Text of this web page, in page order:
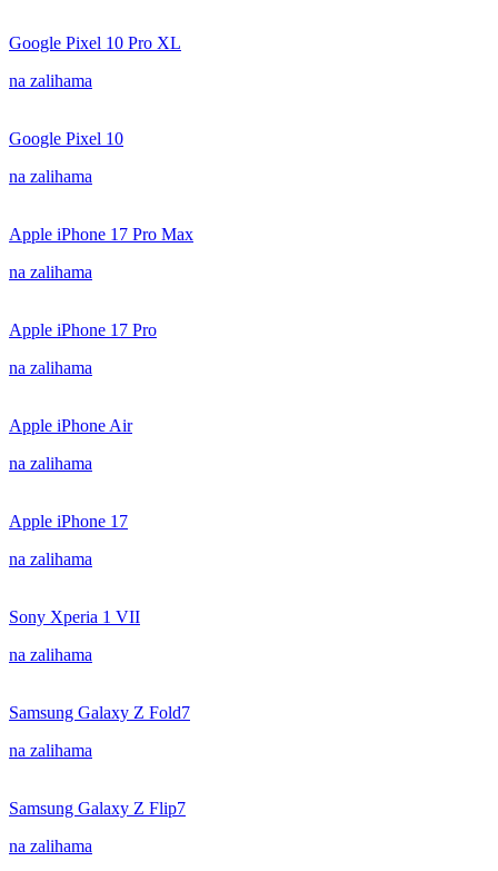
Google Pixel 10 Pro XL
na zalihama
Google Pixel 10
na zalihama
Apple iPhone 17 Pro Max
na zalihama
Apple iPhone 17 Pro
na zalihama
Apple iPhone Air
na zalihama
Apple iPhone 17
na zalihama
Sony Xperia 1 VII
na zalihama
Samsung Galaxy Z Fold7
na zalihama
Samsung Galaxy Z Flip7
na zalihama